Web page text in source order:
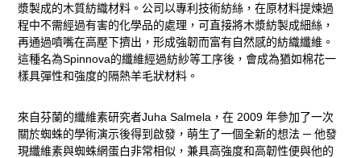
漿製成的木質紡織材料。公司以專利技術紡絲，在原材料提煉過
程中不需經過有害的化學品的處理，可直接將木漿紡製成細絲，
再通過噴嘴在高壓下擠出，形成強韌而富有自然感的紡織纖維。
這種名為Spinnova的纖維經過紡紗等工序後，會成為猶如棉花一
樣具彈性和強度的隔熱羊毛狀材料。
來自芬蘭的纖維素研究者Juha Salmela ，在 2009年參加了一次
關於蜘蛛的學術演示後得到啟發，萌生了一個全新的想法 ─他發
現纖維素與蜘蛛網蛋白非常相似，兼具高強度和高韌性便與他的